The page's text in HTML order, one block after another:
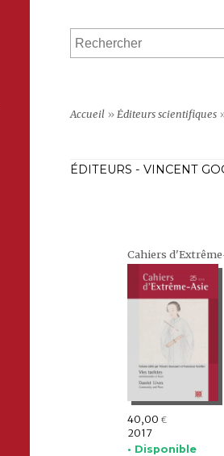
Accueil » Éditeurs scientifiques
ÉDITEURS - VINCENT
Cahiers
40,00 €
2017
• Disponible